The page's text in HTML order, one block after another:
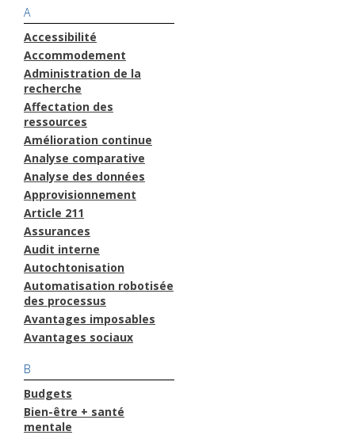
A
Accessibilité
Accommodement
Administration de la
recherche
Affectation des
ressources
Amélioration continue
Analyse comparative
Analyse des données
Approvisionnement
Article 211
Assurances
Audit interne
Autochtonisation
Automatisation robotisée
des processus
Avantages imposables
Avantages sociaux
B
Budgets
Bien-être + santé
mentale